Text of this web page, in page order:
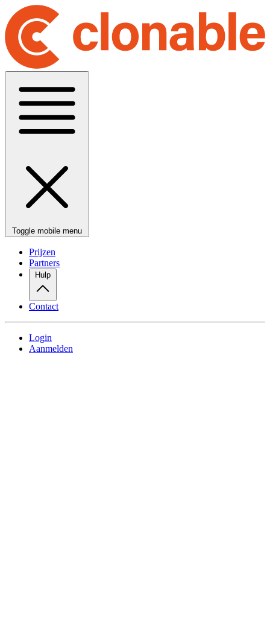
Toggle mobile menu
Prijzen
Partners
Hulp
Contact
Login
Aanmelden